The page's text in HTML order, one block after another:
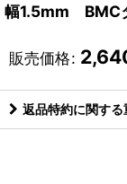
幅1.5mm BMC
販売価格:
返品特約に関する